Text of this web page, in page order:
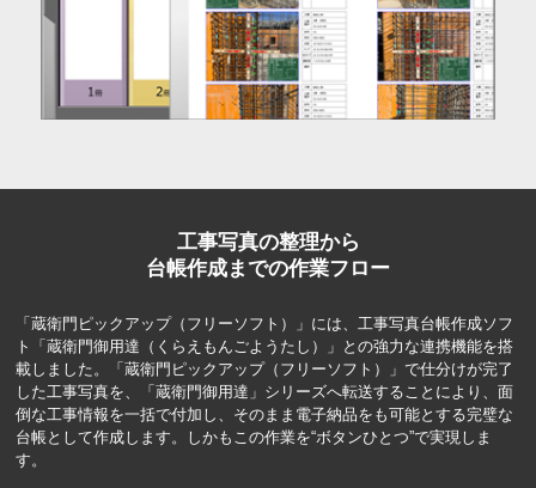
工事写真の整理から
台帳作成までの作業フロー
「蔵衛門ピックアップ（フリーソフト）」には、工事写真台帳作成ソフ
ト「蔵衛門御用達（くらえもんごようたし）」との強力な連携機能を搭
載しました。「蔵衛門ピックアップ（フリーソフト）」で仕分けが完了
した工事写真を、「蔵衛門御用達」シリーズへ転送することにより、面
倒な工事情報を一括で付加し、そのまま電子納品をも可能とする完璧な
台帳として作成します。しかもこの作業を“ボタンひとつ”で実現しま
す。